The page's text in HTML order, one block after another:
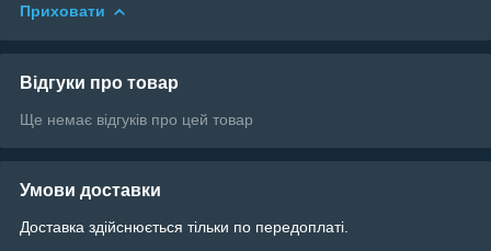
Приховати
Відгуки про товар
Ще немає відгуків про цей товар
Умови доставки
Доставка здійснюється тільки по передоплаті.